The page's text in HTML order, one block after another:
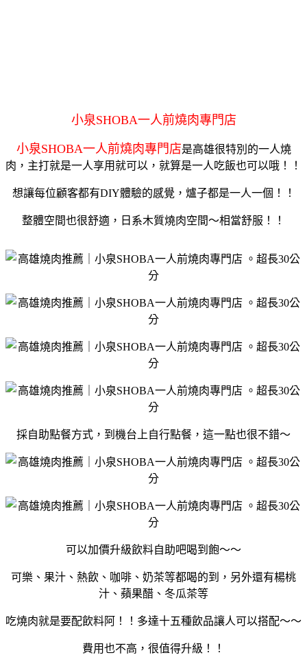
小泉SHOBA一人前燒肉專門店
小泉SHOBA一人前燒肉專門店是高雄很特別的一人燒
肉，主打就是一人享用就可以，就算是一人吃飯也可以哦！！
想讓每位顧客都有DIY體驗的感覺，爐子都是一人一個！！
整體空間也很舒適，日系木質燒肉空間～相當舒服！！
採自助點餐方式，到機台上自行點餐，這一點也很不錯～
可以加價升級飲料自助吧喝到飽～～
可樂、果汁、熱飲、咖啡、奶茶等都喝的到，另外還有楊桃
汁、蘋果醋、冬瓜茶等
吃燒肉就是要配飲料阿！！多達十五種飲品讓人可以搭配～～
費用也不高，很值得升級！！